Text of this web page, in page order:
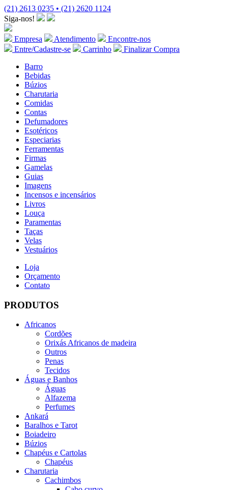
(21) 2613 0235 • (21) 2620 1124
Siga-nos!
Empresa Atendimento
Encontre-nos
Entre/Cadastre-se
Carrinho
Finalizar Compra
Barro
Bebidas
Búzios
Charutaria
Comidas
Contas
Defumadores
Esotéricos
Especiarias
Ferramentas
Firmas
Gamelas
Guias
Imagens
Incensos e incensários
Livros
Louça
Paramentas
Taças
Velas
Vestuários
Loja
Orçamento
Contato
PRODUTOS
Africanos
Cordões
Orixás Africanos de madeira
Outros
Penas
Tecidos
Águas e Banhos
Águas
Alfazema
Perfumes
Ankará
Baralhos e Tarot
Boiadeiro
Búzios
Chapéus e Cartolas
Chapéus
Charutaria
Cachimbos